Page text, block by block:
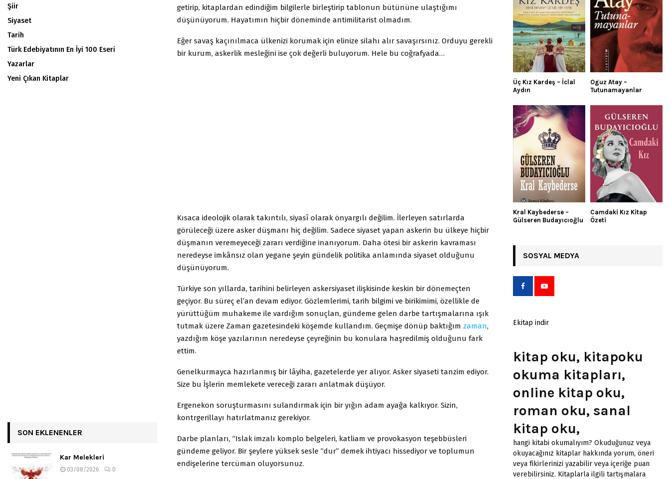
getirip, kitaplardan edindiğim bilgilerle birleştirip tablonun bütününe ulaştığımı
düşünüyorum. Hayatımın hiçbir döneminde antimilitarist olmadım.
Eğer savaş kaçınılmaca ülkenizi korumak için elinize silahı alır savaşırsınız. Orduyu gerekli
bir kurum, askerlik mesleğini ise çok değerli buluyorum. Hele bu coğrafyada…
Kısaca ideolojik olarak takıntılı, siyasî olarak önyargılı değilim. İlerleyen satırlarda
görüleceği üzere asker düşmanı hiç değilim. Sadece siyaset yapan askerin bu ülkeye hiçbir
düşmanın veremeyeceği zararı verdiğine inanıyorum. Daha ötesi bir askerin kavraması
neredeyse imkânsız olan yegane şeyin gündelik politika anlamında siyaset olduğunu
düşünüyorum.
Türkiye son yıllarda, tarihini belirleyen askersiyaset ilişkisinde keskin bir dönemeçten
geçiyor. Bu süreç el’an devam ediyor. Gözlemlerimi, tarih bilgimi ve birikimimi, özellikle de
yürüttüğüm muhakeme ile vardığım sonuçlan, gündeme gelen darbe tartışmalarına ışık
tutmak üzere Zaman gazetesindeki köşemde kullandım. Geçmişe dönüp baktığım zaman,
yazdığım köşe yazılarının neredeyse çeyreğinin bu konulara haşredilmiş olduğunu fark
ettim.
Genelkurmayca hazırlanmış bir lâyiha, gazetelerde yer alıyor. Asker siyaseti tanzim ediyor.
Size bu İşlerin memlekete vereceği zararı anlatmak düşüyor.
Ergenekon soruşturmasını sulandırmak için bir yığın adam ayağa kalkıyor. Sizin,
kontrgerillayı hatırlatmanız gerekiyor.
Darbe planları, “Islak imzalı komplo belgeleri, katliam ve provokasyon teşebbüsleri
gündeme geliyor. Bir şeylere yüksek sesle “dur” demek ihtiyacı hissediyor ve toplumun
endişelerine tercüman oluyorsunuz.
Şiir
Siyaset
Tarih
Türk Edebiyatının En İyi 100 Eseri
Yazarlar
Yeni Çıkan Kitaplar
SON EKLENENLER
Kar Melekleri
03/08/2026 0
Üç Kız Kardeş – İclal
Aydın
Oguz Atay –
Tutunamayanlar
Kral Kaybederse –
Gülseren Budayıcıoğlu
Camdaki Kız Kitap
Özeti
SOSYAL MEDYA
Ekitap indir
kitap oku, kitapoku
okuma kitapları,
online kitap oku,
roman oku, sanal
kitap oku,
hangi kitabi okumalıyım? Okuduğunuz veya
okuyacağınız kitaplar hakkında yorum, öneri
veya fikirlerinizi yazabilir veya içeriğe puan
verebilirsiniz. Kitaplarla ilgili tartışmalara